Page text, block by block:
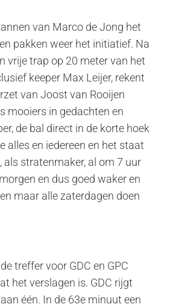
van Marco de Jong het
pakken weer het initiatief. Na
vrije trap op 20 meter van het
keeper Max Leijer, rekent
van Joost van Rooijen
mooiers in gedachten en
de bal direct in de korte hoek
alles en iedereen en het staat
als stratenmaker, al om 7 uur
en dus goed waker en
maar alle zaterdagen doen
treffer voor GDC en GPC
het verslagen is. GDC rijgt
één. In de 63e minuut een